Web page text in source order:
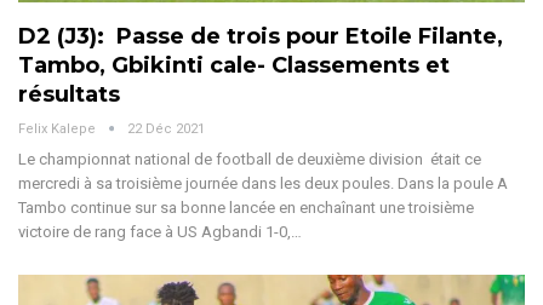
D2 (J3): Passe de trois pour Etoile Filante,
Tambo, Gbikinti cale- Classements et
résultats
Felix Kalepe 22 Déc 2021
Le championnat national de football de deuxième division était ce
mercredi à sa troisième journée dans les deux poules. Dans la poule A
Tambo continue sur sa bonne lancée en enchaînant une troisième
victoire de rang face à US Agbandi 1-0,…